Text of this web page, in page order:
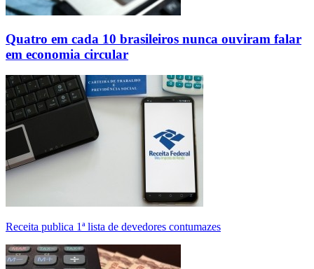
Quatro em cada 10 brasileiros nunca ouviram falar
em economia circular
Receita publica 1ª lista de devedores contumazes